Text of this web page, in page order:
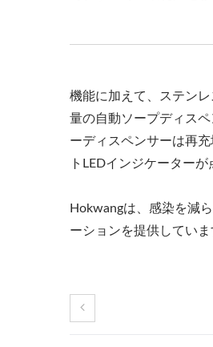
機能に加えて、ステン
量の自動ソープディス
ーディスペンサーは再
トLEDインジケーター
Hokwangは、感染を減
ーションを提供していま